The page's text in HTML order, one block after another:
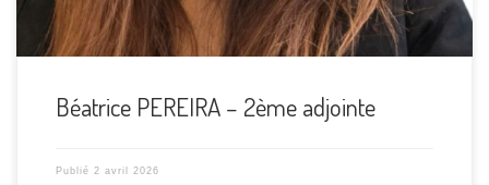
Béatrice PEREIRA – 2ème adjointe
Publié 2 avril 2026